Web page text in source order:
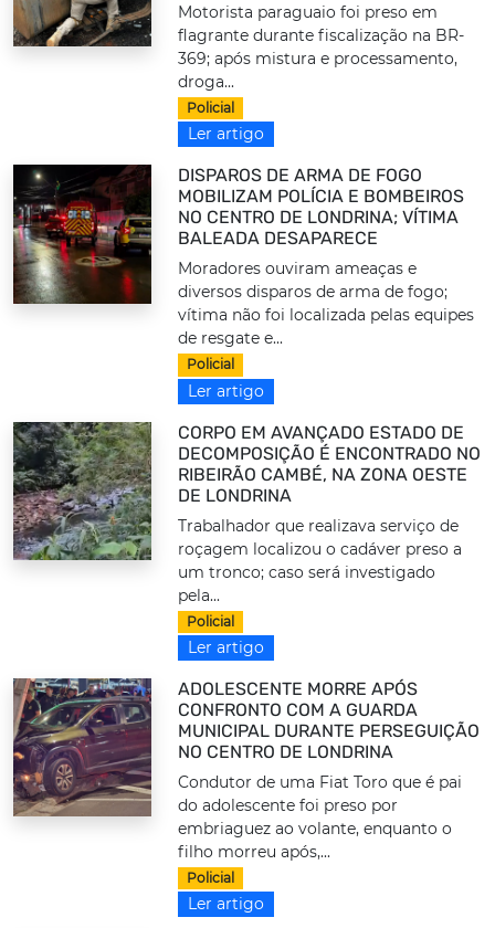
Motorista paraguaio foi preso em
flagrante durante fiscalização na BR-
369; após mistura e processamento,
droga...
Policial
Ler artigo
DISPAROS DE ARMA DE FOGO
MOBILIZAM POLÍCIA E BOMBEIROS
NO CENTRO DE LONDRINA; VÍTIMA
BALEADA DESAPARECE
Moradores ouviram ameaças e
diversos disparos de arma de fogo;
vítima não foi localizada pelas equipes
de resgate e...
Policial
Ler artigo
CORPO EM AVANÇADO ESTADO DE
DECOMPOSIÇÃO É ENCONTRADO NO
RIBEIRÃO CAMBÉ, NA ZONA OESTE
DE LONDRINA
Trabalhador que realizava serviço de
roçagem localizou o cadáver preso a
um tronco; caso será investigado
pela...
Policial
Ler artigo
ADOLESCENTE MORRE APÓS
CONFRONTO COM A GUARDA
MUNICIPAL DURANTE PERSEGUIÇÃO
NO CENTRO DE LONDRINA
Condutor de uma Fiat Toro que é pai
do adolescente foi preso por
embriaguez ao volante, enquanto o
filho morreu após,...
Policial
Ler artigo